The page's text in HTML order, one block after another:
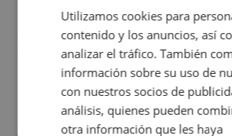
Cuando decidí vender mi
diferentes empresas donde
me dio más confianza fue
buenas (y tantas) reseñas que
Realmente la experiencia ha
buena, Carolina ha sido
Judit Sorribes
Utilizamos cookies para
contenido y los anuncios, así
analizar el tráfico. También
información sobre su uso de
con nuestros socios de
análisis, quienes pueden
otra información que les haya